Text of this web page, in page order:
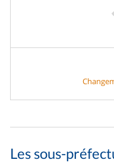
Les sous-